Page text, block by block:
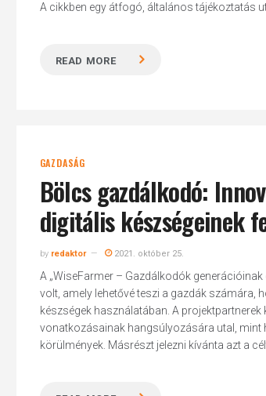
A cikkben egy átfogó, általános tájékoztatás
READ MORE
GAZDASÁG
Bölcs gazdálkodó:
digitális készségeinek
by redaktor 2021. október 25.
A „WiseFarmer – Gazdálkodók
volt, amely lehetővé teszi a gazdák számára,
készségek használatában. A
vonatkozásainak hangsúlyozására utal, mint
körülmények. Másrészt jelezni kívánta azt a